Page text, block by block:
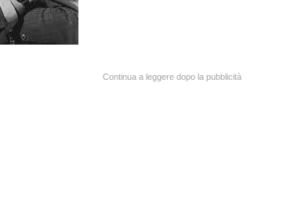
Continua a leggere dopo la pubblicità